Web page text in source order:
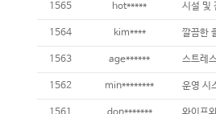
1565 hot*****
1564 kim****
1563 age****** 스트레
1562 min********